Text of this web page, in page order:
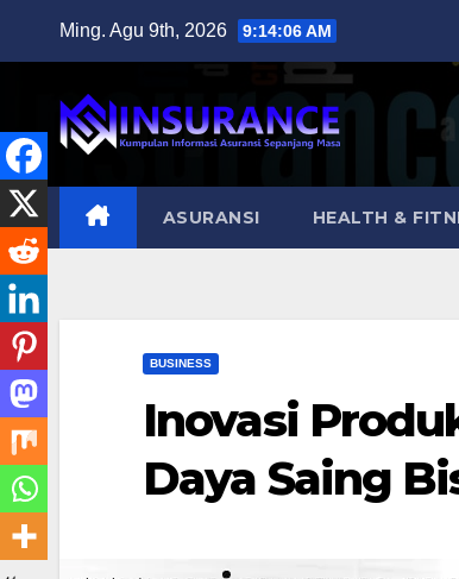
Ming. Agu 9th, 2026 9:14:07 AM
ASURANSI HEALTH &
BUSINESS
Inovasi
Daya Saing